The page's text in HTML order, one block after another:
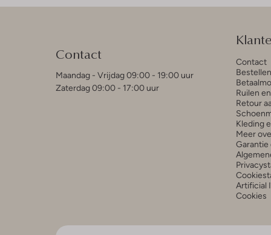
Contact
Maandag - Vrijdag 09:00 - 19:00 uur
Zaterdag 09:00 - 17:00 uur
Contact
Ruilen
Retour
Kleding
Meer
Garantie
Artificial
Cookies